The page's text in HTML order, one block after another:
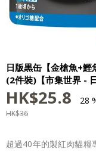
日版黒缶【金槍魚+
(2件裝)【市集世界 -
HK$25.8 28
HK$36
超過40年的製紅肉貓糧